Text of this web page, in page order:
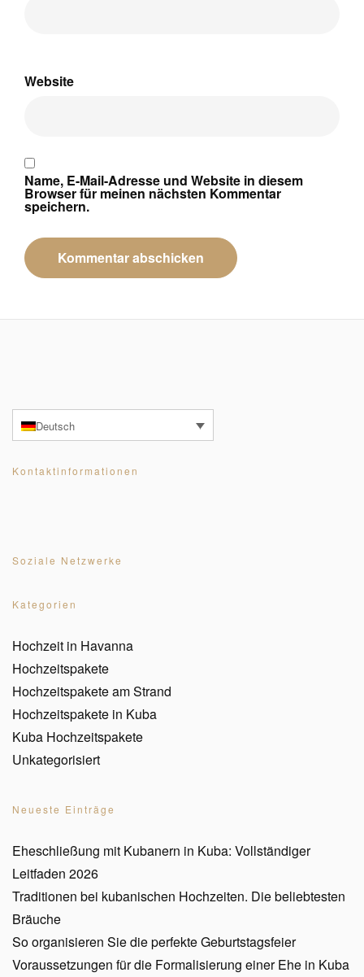
Website
Name, E-Mail-Adresse und Website in diesem
Browser für meinen nächsten Kommentar
speichern.
Deutsch
Kontaktinformationen
Soziale Netzwerke
Kategorien
Hochzeit in Havanna
Hochzeitspakete
Hochzeitspakete am Strand
Hochzeitspakete in Kuba
Kuba Hochzeitspakete
Unkategorisiert
Neueste Einträge
Eheschließung mit Kubanern in Kuba: Vollständiger
Leitfaden 2026
Traditionen bei kubanischen Hochzeiten. Die beliebtesten
Bräuche
So organisieren Sie die perfekte Geburtstagsfeier
Voraussetzungen für die Formalisierung einer Ehe in Kuba